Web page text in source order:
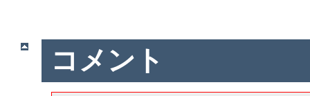
コメント